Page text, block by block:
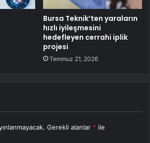
Bursa Teknik’ten yaraların
hızlı iyileşmesini
hedefleyen cerrahi iplik
projesi
Temmuz 21, 2026
Gerekli alanlar * ile